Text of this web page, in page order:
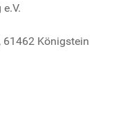
61462 Königstein